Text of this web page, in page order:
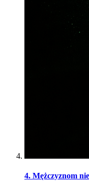
4. Mężczyznom